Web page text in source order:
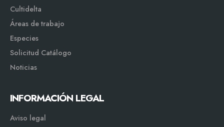
Cultidelta
Áreas de trabajo
Especies
Solicitud Catálogo
Noticias
INFORMACIÓN LEGAL
Aviso legal